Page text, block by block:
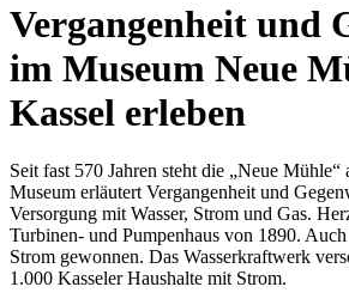
Vergangenheit und
im Museum Neue
Kassel erleben
Seit fast 570 Jahren steht die „Neue
Museum erläutert Vergangenheit und
Versorgung mit Wasser, Strom und Gas.
Turbinen- und Pumpenhaus von 1890.
Strom gewonnen. Das Wasserkraftwerk
1.000 Kasseler Haushalte mit Strom.